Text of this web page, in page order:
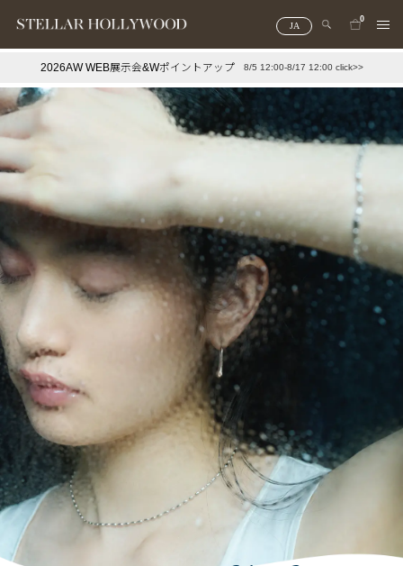
JA
0
#スタッフイチ押し（通勤パールアクセ） ＃写真映えアクセ
2026AW WEB展示会&Wポイントアップ 8/5 12:00-8/17 12:00 click>>